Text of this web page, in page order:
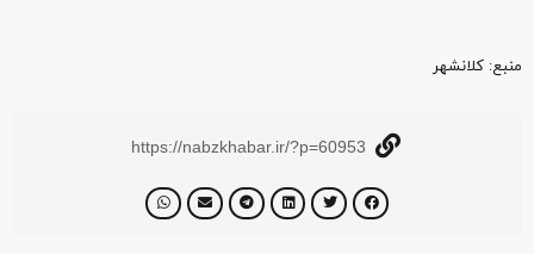
منبع‌: کلانشهر
https://nabzkhabar.ir/?p=60953